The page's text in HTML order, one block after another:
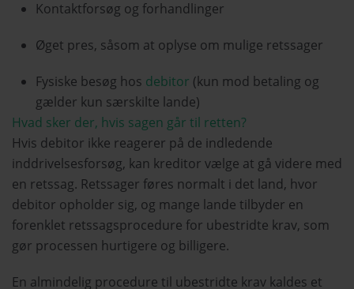
Kontaktforsøg og forhandlinger
Øget pres, såsom at oplyse om mulige retssager
Fysiske besøg hos debitor (kun mod betaling og
gælder kun særskilte lande)
Hvad sker der, hvis sagen går til retten?
Hvis debitor ikke reagerer på de indledende
inddrivelsesforsøg, kan kreditor vælge at gå videre med
en retssag. Retssager føres normalt i det land, hvor
debitor opholder sig, og mange lande tilbyder en
forenklet retssagsprocedure for ubestridte krav, som
gør processen hurtigere og billigere.
En almindelig procedure til ubestridte krav kaldes et